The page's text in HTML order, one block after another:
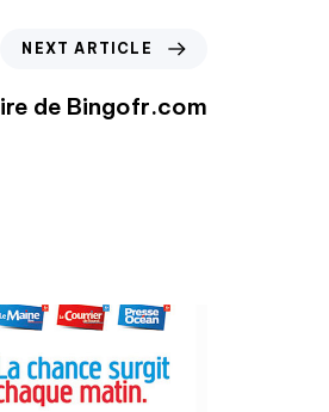
NEXT ARTICLE
de Bingofr.com